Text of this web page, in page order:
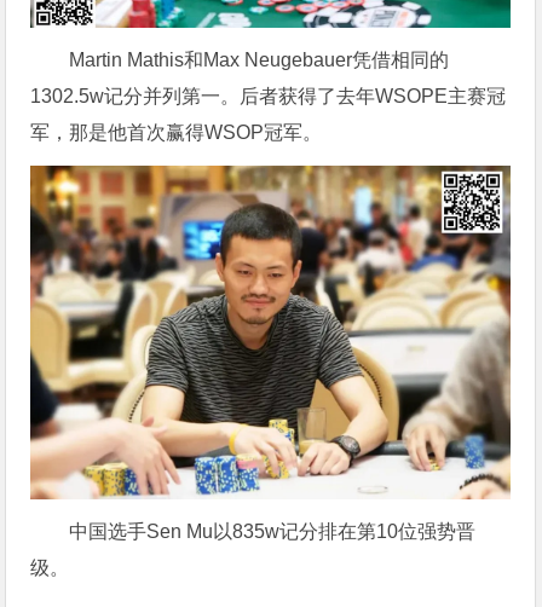
Martin Mathis和Max Neugebauer凭借相同的
1302.5w记分并列第一。后者获得了去年WSOPE主赛冠
军，那是他首次赢得WSOP冠军。
中国选手Sen Mu以835w记分排在第10位强势晋
级。